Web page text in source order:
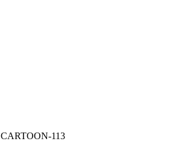
CARTOON-113